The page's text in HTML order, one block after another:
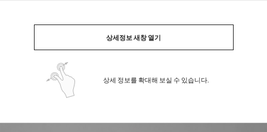
상세정보 새창 열기
상세 정보를 확대해 보실 수 있습니다.